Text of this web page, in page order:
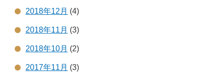
2018年12月 (4)
2018年11月 (3)
2018年10月 (2)
2017年11月 (3)